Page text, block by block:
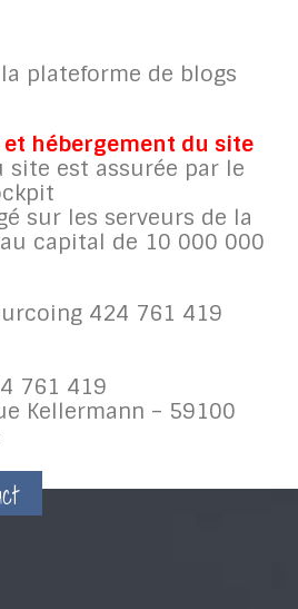
plateforme de blogs
et hébergement du site
site est assurée par le
sur les serveurs de la
au capital de 10 000 000
424 761 419
761 419
Kellermann – 59100